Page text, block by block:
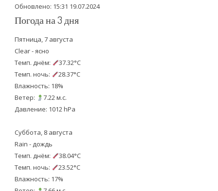
Обновлено: 15:31 19.07.2024
Погода на 3 дня
Пятница, 7 августа
Clear - ясно
Темп. днём:
37.32°C
Темп. ночь:
28.37°C
Влажность: 18%
Ветер:
7.22 м.с.
Давление: 1012 hPa
Суббота, 8 августа
Rain - дождь
Темп. днём:
38.04°C
Темп. ночь:
23.52°C
Влажность: 17%